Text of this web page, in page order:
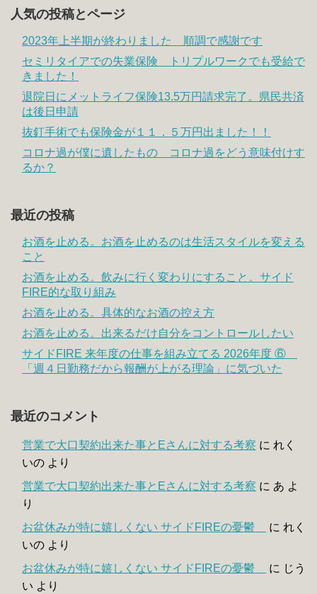
人気の投稿とページ
2023年上半期が終わりました 順調で感謝です
セミリタイアでの失業保険 トリプルワークでも受給で
きました！
退院日にメットライフ保険13.5万円請求完了。県民共済
は後日申請
抜釘手術でも保険金が１１．５万円出ました！！
コロナ過が僕に遺したもの コロナ過をどう意味付けす
るか？
最近の投稿
お酒を止める。お酒を止めるのは生活スタイルを変える
こと
お酒を止める。飲みに行く変わりにすること。サイド
FIRE的な取り組み
お酒を止める。具体的なお酒の控え方
お酒を止める。出来るだけ自分をコントロールしたい
サイドFIRE 来年度の仕事を組み立てる 2026年度 ⑥
「週４日勤務だから報酬が上がる理論」に気づいた
最近のコメント
営業で大口契約出来た事とEさんに対する考察 に れく
いの より
営業で大口契約出来た事とEさんに対する考察 に あ よ
り
お盆休みが特に嬉しくない サイドFIREの憂鬱
に れく
いの より
お盆休みが特に嬉しくない サイドFIREの憂鬱
に じう
い より